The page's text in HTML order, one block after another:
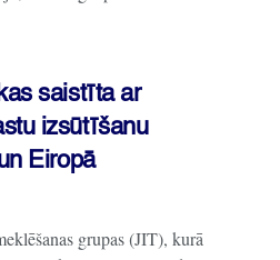
saistīta ar
izsūtīšanu
Eiropā
grupas (JIT), kurā